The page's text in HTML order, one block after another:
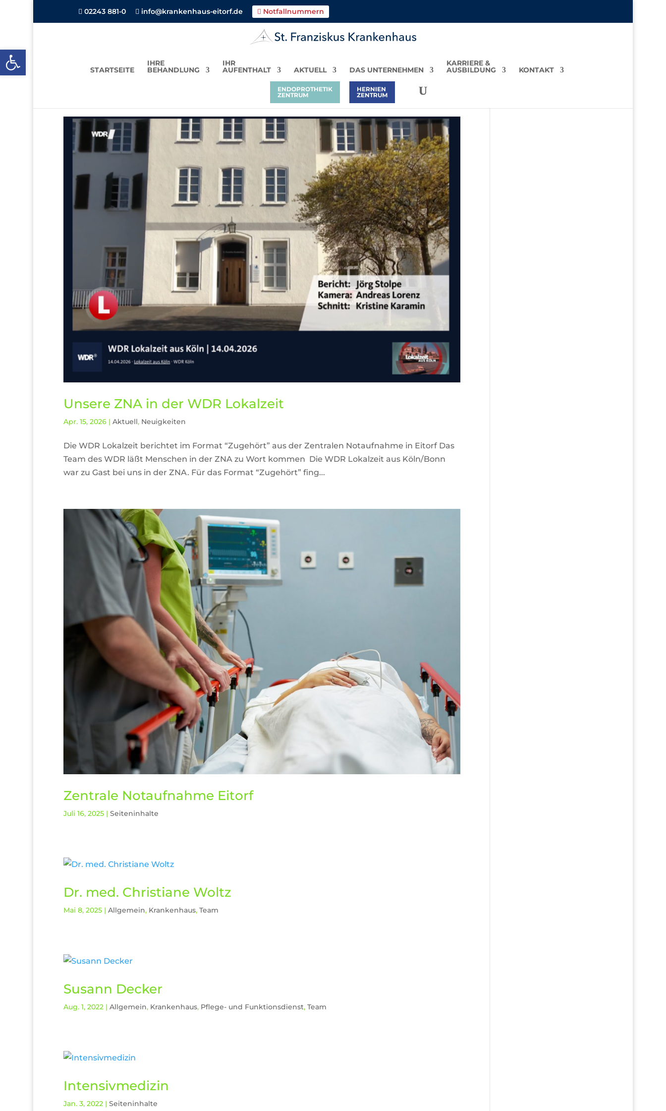
 02243 881-0  info@krankenhaus-eitorf.de  Notfallnummern
STARTSEITE
IHRE
BEHANDLUNG
IHR
AUFENTHALT AKTUELL DAS UNTERNEHMEN
KARRIERE &
AUSBILDUNG KONTAKT
ENDOPROTHETIK
ZENTRUM
HERNIEN
ZENTRUM
Unsere ZNA in der WDR Lokalzeit
Apr. 15, 2026| Aktuell, Neuigkeiten
Die WDR Lokalzeit berichtet im Format “Zugehört” aus der Zentralen Notaufnahme in Eitorf Das
Team des WDR läßt Menschen in der ZNA zu Wort kommen Die WDR Lokalzeit aus Köln/Bonn
war zu Gast bei uns in der ZNA. Für das Format “Zugehört” fing...
Zentrale Notaufnahme Eitorf
Juli 16, 2025| Seiteninhalte
Dr. med. Christiane Woltz
Mai 8, 2025| Allgemein, Krankenhaus, Team
Susann Decker
Aug. 1, 2022| Allgemein, Krankenhaus, Pflege- und Funktionsdienst, Team
Intensivmedizin
Jan. 3, 2022| Seiteninhalte
Open toolbar